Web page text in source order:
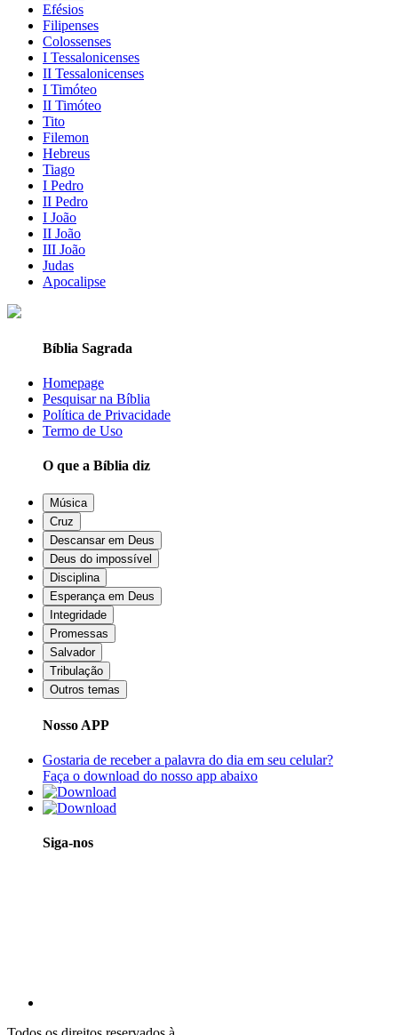
Efésios
Filipenses
Colossenses
I Tessalonicenses
II Tessalonicenses
I Timóteo
II Timóteo
Tito
Filemon
Hebreus
Tiago
I Pedro
II Pedro
I João
II João
III João
Judas
Apocalipse
Bíblia Sagrada
Homepage
Pesquisar na Bíblia
Política de Privacidade
Termo de Uso
O que a Bíblia diz
Música
Cruz
Descansar em Deus
Deus do impossível
Disciplina
Esperança em Deus
Integridade
Promessas
Salvador
Tribulação
Outros temas
Nosso APP
Gostaria de receber a palavra do dia em seu celular?
Faça o download do nosso app abaixo
Siga-nos